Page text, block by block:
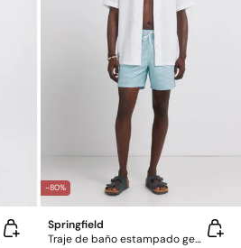
-80%
Springfield
Traje de baño estampado geométrico